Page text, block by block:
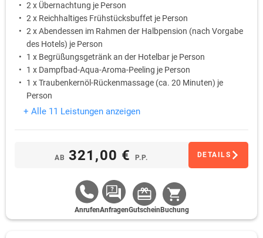
2 x Übernachtung je Person
2 x Reichhaltiges Frühstücksbuffet je Person
2 x Abendessen im Rahmen der Halbpension (nach Vorgabe
des Hotels) je Person
1 x Begrüßungsgetränk an der Hotelbar je Person
1 x Dampfbad-Aqua-Aroma-Peeling je Person
1 x Traubenkernöl-Rückenmassage (ca. 20 Minuten) je
Person
+ Alle 11 Leistungen anzeigen
AB 321,00 € P.P. DETAILS
AnrufenAnfragenGutschein Buchung